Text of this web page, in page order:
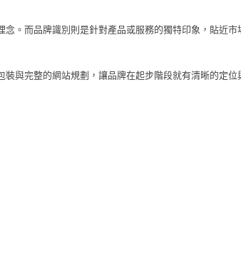
。而品牌識別則是針對產品或服務的獨特印象，貼近市
與完整的網站規劃，讓品牌在起步階段就有清晰的定位